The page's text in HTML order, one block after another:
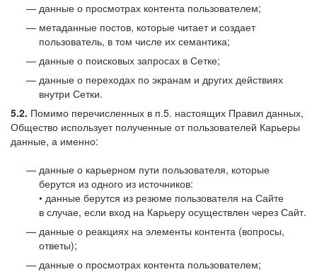
данные о просмотрах контента пользователем;
метаданные постов, которые читает и создает
пользователь, в том числе их семантика;
данные о поисковых запросах в Сетке;
данные о переходах по экранам и других действиях
внутри Сетки.
5.2. Помимо перечисленных в п.5. настоящих Правил данных,
Общество использует полученные от пользователей Карьеры
данные, а именно:
данные о карьерном пути пользователя, которые
берутся из одного из источников:
• данные берутся из резюме пользователя на Сайте
в случае, если вход на Карьеру осуществлен через Сайт.
данные о реакциях на элементы контента (вопросы,
ответы);
данные о просмотрах контента пользователем;